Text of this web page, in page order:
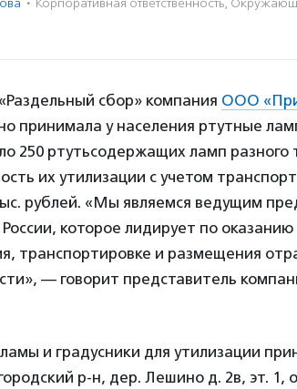
· Корпоративная ответственность,
сбор» компания ООО
принимала у населения ртутные
250 ртутьсодержащих ламп разного
их утилизации с учетом
рублей. «Мы являемся ведущим
которое лидирует по оказанию
транспортировке и размещения
— говорит представитель
и градусники для утилизации
р-н, дер. Лешино д. 2в, эт. 1,